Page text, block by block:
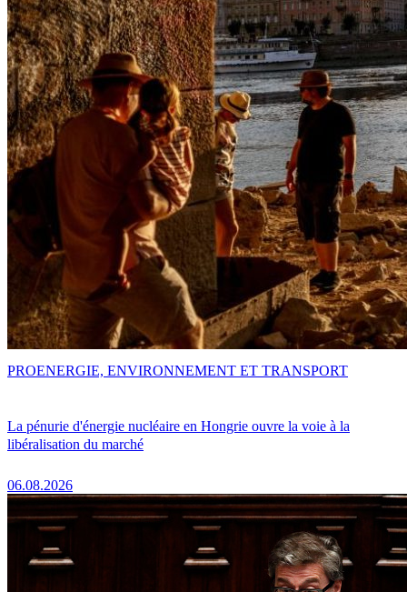
La pénurie d'énergie nucléaire en Hongrie ouvre la voie à la
libéralisation du marché
06.08.2026
PROENERGIE, ENVIRONNEMENT ET TRANSPORT